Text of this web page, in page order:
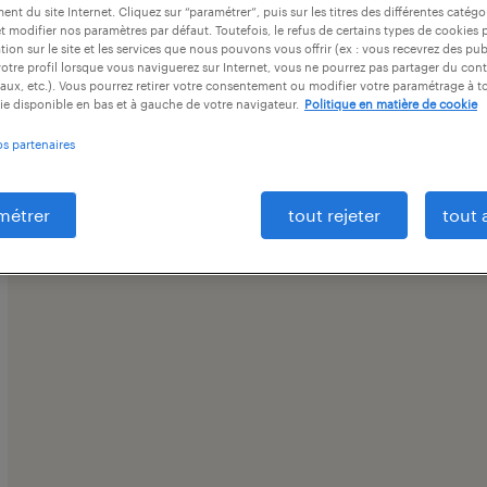
/ multimédia, Évian-les-Bains,
du site Internet. Cliquez sur “paramétrer”, puis sur les titres des différentes
modifier nos paramètres par défaut. Toutefois, le refus de certains types de cookies
sur le site et les services que nous pouvons vous offrir (ex : vous recevrez des
profil lorsque vous naviguerez sur Internet, vous ne pourrez pas partager du
etc.). Vous pourrez retirer votre consentement ou modifier votre paramétrage à
disponible en bas et à gauche de votre navigateur.
Politique en matière de cookie
partenaires
tout rejeter tout